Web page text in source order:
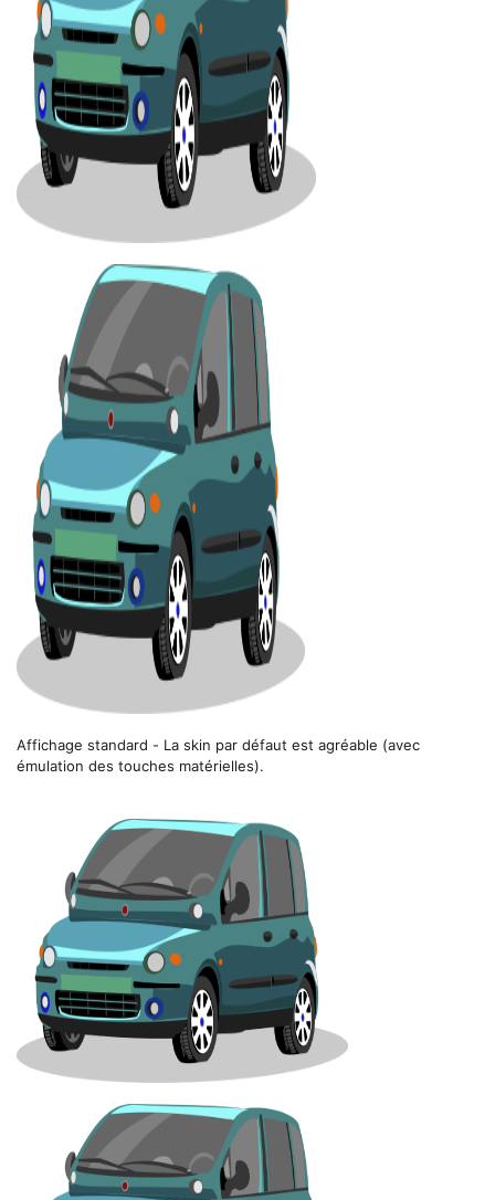
Affichage standard - La skin par défaut est agréable (avec
émulation des touches matérielles).